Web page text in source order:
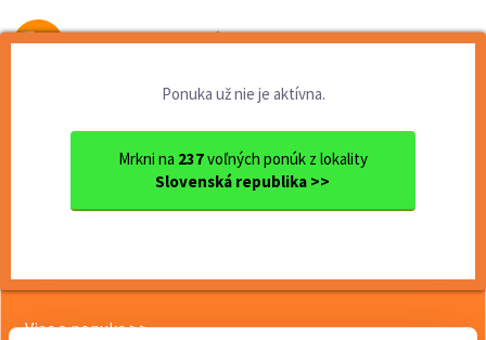
Od prvej brigády
Ponuka už nie je aktívna.
Mrkni na 237voľných ponúk z lokality
Slovenská republika >>
Ok. Nitra
<< Späť
Viac o ponuke >>